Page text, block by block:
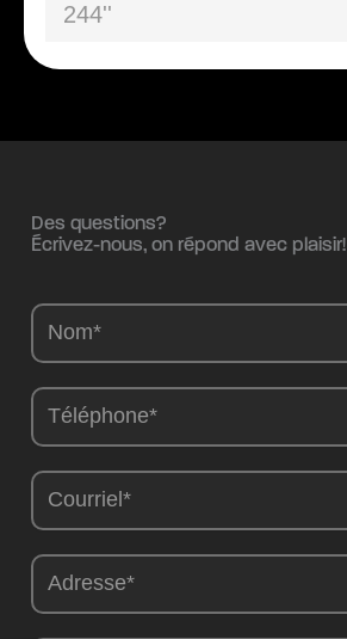
244''
Des questions?
Écrivez-nous, on répond avec plaisir!
Camions
FR